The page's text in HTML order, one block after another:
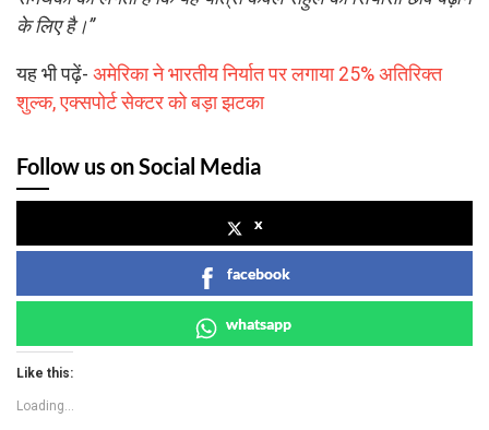
के लिए है।”
यह भी पढ़ें- अमेरिका ने भारतीय निर्यात पर लगाया 25% अतिरिक्त
शुल्क, एक्सपोर्ट सेक्टर को बड़ा झटका
Follow us on Social Media
x
facebook
whatsapp
Like this:
Loading...